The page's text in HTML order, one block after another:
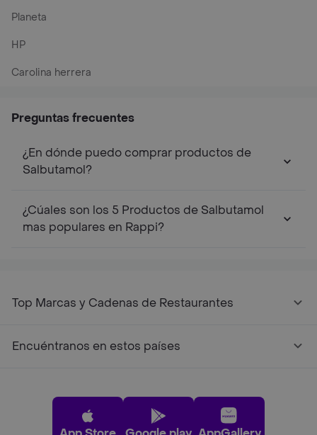
Planeta
HP
Carolina herrera
Preguntas frecuentes
¿En dónde puedo comprar productos de
Salbutamol?
¿Cúales son los 5 Productos de Salbutamol
mas populares en Rappi?
Top Marcas y Cadenas de Restaurantes
Encuéntranos en estos países